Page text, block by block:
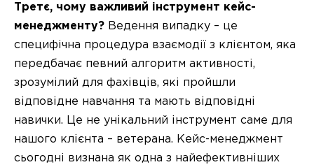
Третє, чому важливий інструмент кейс-
менеджменту? Ведення випадку – це
специфічна процедура взаємодії з клієнтом, яка
передбачає певний алгоритм активності,
зрозумілий для фахівців, які пройшли
відповідне навчання та мають відповідні
навички. Це не унікальний інструмент саме для
нашого клієнта – ветерана. Кейс-менеджмент
сьогодні визнана як одна з найефективніших